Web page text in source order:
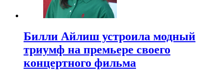
Билли Айлиш устроила модный
триумф на премьере своего
концертного фильма